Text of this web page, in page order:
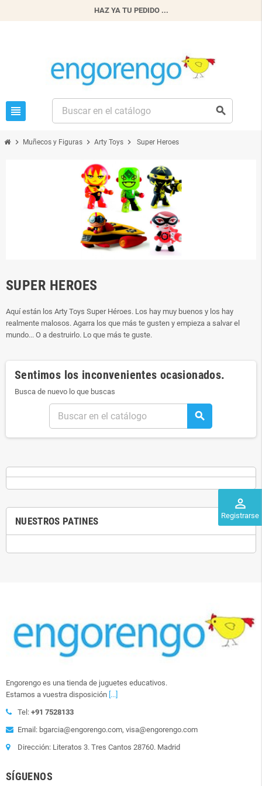
HAZ YA TU PEDIDO ...
view_headline search
perm_identity
Registrarse
chevron_right Muñecos y Figuras chevron_right Arty Toys chevron_right Super Heroes
NUESTROS PATINES
SUPER HEROES
Aquí están los Arty Toys Super Héroes. Los hay muy buenos y los hay
realmente malosos. Agarra los que más te gusten y empieza a salvar el
mundo... O a destruirlo. Lo que más te guste.
Sentimos los inconvenientes ocasionados.
Busca de nuevo lo que buscas
search
Engorengo es una tienda de juguetes educativos.
Estamos a vuestra disposición [...]
Tel: +91 7528133
Email: bgarcia@engorengo.com, visa@engorengo.com
Dirección: Literatos 3. Tres Cantos 28760. Madrid
SÍGUENOS